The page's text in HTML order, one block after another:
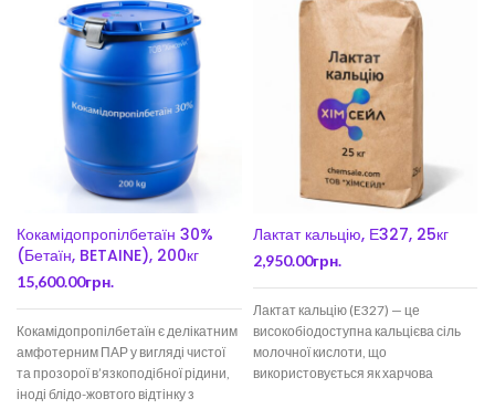
Кокамідопропілбетаїн 30%
(Бетаїн, BETAINE), 200кг
15,600.00грн.
Кокамідопропілбетаїн є делікатним
амфотерним ПАР у вигляді чистої
та прозорої в’язкоподібної рідини,
іноді блідо-жовтого відтінку з
Лактат кальцію, Е327, 25кг
2,950.00грн.
Лактат кальцію (E327) — це
високобіодоступна кальцієва сіль
молочної кислоти, що
використовується як харчова